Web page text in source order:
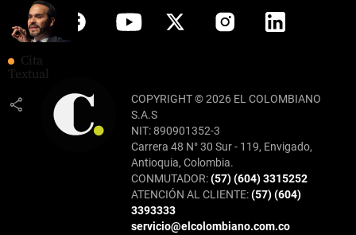
Cita
Textual
share
COPYRIGHT © 2026 EL COLOMBIANO
S.A.S
NIT: 890901352-3
Carrera 48 N° 30 Sur - 119, Envigado,
Antioquia, Colombia.
CONMUTADOR:(57) (604) 3315252
ATENCIÓN AL CLIENTE:(57) (604)
3393333
servicio@elcolombiano.com.co